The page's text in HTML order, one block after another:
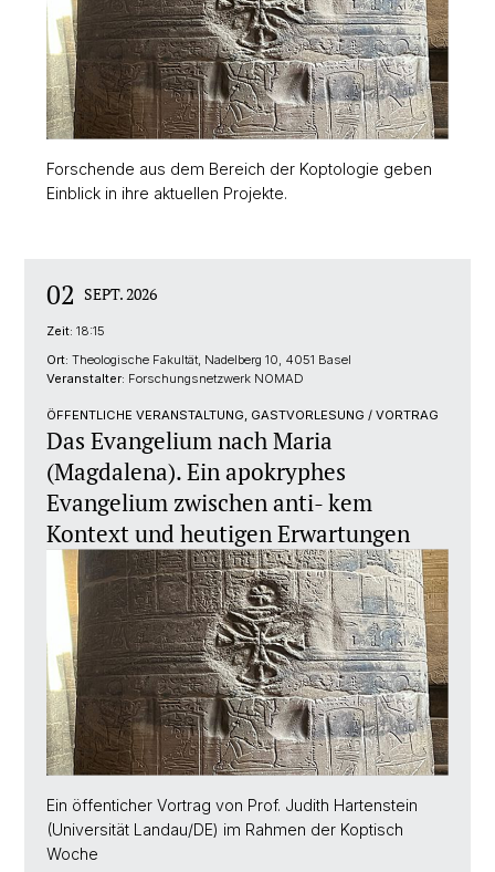
Forschende aus dem Bereich der Koptologie geben
Einblick in ihre aktuellen Projekte.
02 SEPT. 2026
Zeit: 18:15
Ort: Theologische Fakultät, Nadelberg 10, 4051 Basel
Veranstalter: Forschungsnetzwerk NOMAD
ÖFFENTLICHE VERANSTALTUNG, GASTVORLESUNG / VORTRAG
Das Evangelium nach Maria
(Magdalena). Ein apokryphes
Evangelium zwischen anti- kem
Kontext und heutigen Erwartungen
Ein öffenticher Vortrag von Prof. Judith Hartenstein
(Universität Landau/DE) im Rahmen der Koptisch
Woche